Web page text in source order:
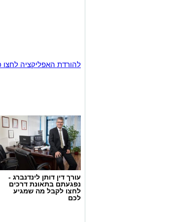
להורדת האפליקציה לחצו
עורך דין דותן לינדנברג -
נפגעתם בתאונת דרכים
לחצו לקבל מה שמגיע
לכם